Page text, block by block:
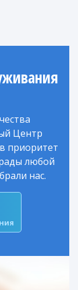
Центр
приоритет
любой
нас.